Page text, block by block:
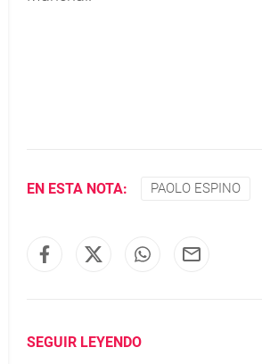
EN ESTA NOTA: PAOLO ESPINO
SEGUIR LEYENDO